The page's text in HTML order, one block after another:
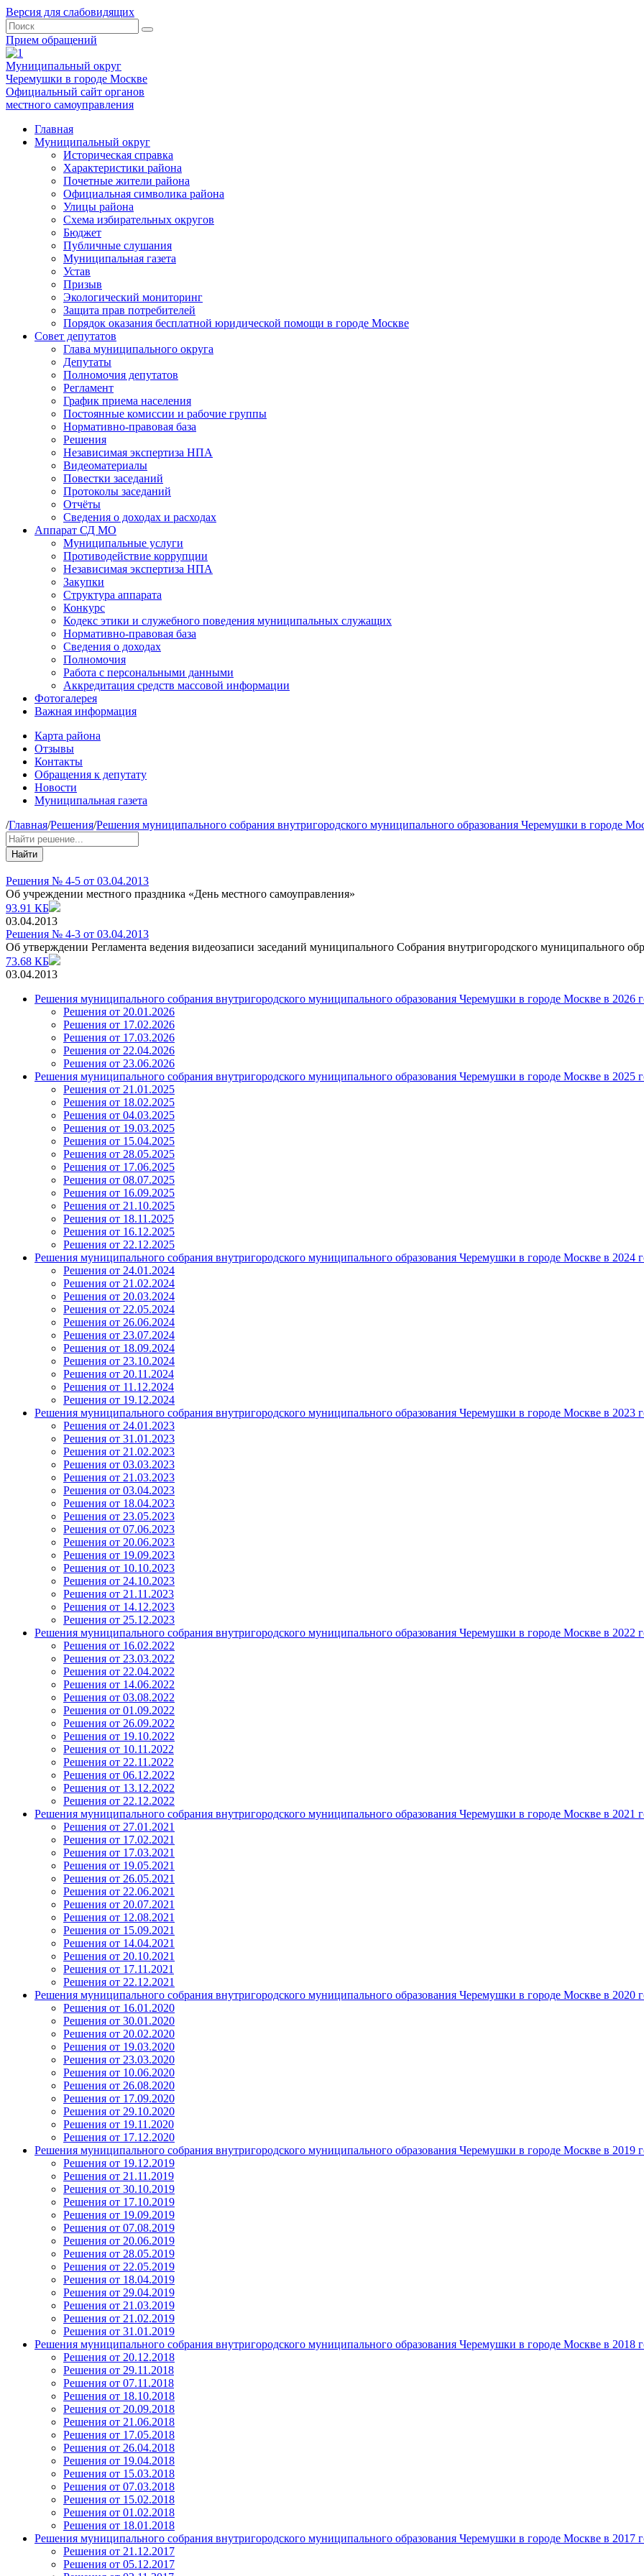
Версия для слабовидящих
Прием обращений
Муниципальный округ
Черемушки в городе Москве
Официальный сайт органов
местного самоуправления
Главная
Муниципальный округ
Историческая справка
Характеристики района
Почетные жители района
Официальная символика района
Улицы района
Схема избирательных округов
Бюджет
Публичные слушания
Муниципальная газета
Устав
Призыв
Экологический мониторинг
Защита прав потребителей
Порядок оказания бесплатной юридической помощи в городе Москве
Совет депутатов
Глава муниципального округа
Депутаты
Полномочия депутатов
Регламент
График приема населения
Постоянные комиссии и рабочие группы
Нормативно-правовая база
Решения
Независимая экспертиза НПА
Видеоматериалы
Повестки заседаний
Протоколы заседаний
Отчёты
Сведения о доходах и расходах
Аппарат СД МО
Муниципальные услуги
Противодействие коррупции
Независимая экспертиза НПА
Закупки
Структура аппарата
Конкурс
Кодекс этики и служебного поведения муниципальных служащих
Нормативно-правовая база
Сведения о доходах
Полномочия
Работа с персональными данными
Аккредитация средств массовой информации
Фотогалерея
Важная информация
Карта района
Отзывы
Контакты
Обращения к депутату
Новости
Муниципальная газета
/Главная/Решения/Решения муниципального собрания внутригородского муниципального образования Черемушки в городе
Найти
Решения № 4-5 от 03.04.2013
Об учреждении местного праздника «День местного самоуправления»
93.91 КБ
03.04.2013
Решения № 4-3 от 03.04.2013
Об утверждении Регламента ведения видеозаписи заседаний муниципального Собрания внутригородского муниципального
73.68 КБ
03.04.2013
Решения муниципального собрания внутригородского муниципального образования Черемушки в городе Москве в 2026
Решения от 20.01.2026
Решения от 17.02.2026
Решения от 17.03.2026
Решения от 22.04.2026
Решения от 23.06.2026
Решения муниципального собрания внутригородского муниципального образования Черемушки в городе Москве в 2025
Решения от 21.01.2025
Решения от 18.02.2025
Решения от 04.03.2025
Решения от 19.03.2025
Решения от 15.04.2025
Решения от 28.05.2025
Решения от 17.06.2025
Решения от 08.07.2025
Решения от 16.09.2025
Решения от 21.10.2025
Решения от 18.11.2025
Решения от 16.12.2025
Решения от 22.12.2025
Решения муниципального собрания внутригородского муниципального образования Черемушки в городе Москве в 2024
Решения от 24.01.2024
Решения от 21.02.2024
Решения от 20.03.2024
Решения от 22.05.2024
Решения от 26.06.2024
Решения от 23.07.2024
Решения от 18.09.2024
Решения от 23.10.2024
Решения от 20.11.2024
Решения от 11.12.2024
Решения от 19.12.2024
Решения муниципального собрания внутригородского муниципального образования Черемушки в городе Москве в 2023
Решения от 24.01.2023
Решения от 31.01.2023
Решения от 21.02.2023
Решения от 03.03.2023
Решения от 21.03.2023
Решения от 03.04.2023
Решения от 18.04.2023
Решения от 23.05.2023
Решения от 07.06.2023
Решения от 20.06.2023
Решения от 19.09.2023
Решения от 10.10.2023
Решения от 24.10.2023
Решения от 21.11.2023
Решения от 14.12.2023
Решения от 25.12.2023
Решения муниципального собрания внутригородского муниципального образования Черемушки в городе Москве в 2022
Решения от 16.02.2022
Решения от 23.03.2022
Решения от 22.04.2022
Решения от 14.06.2022
Решения от 03.08.2022
Решения от 01.09.2022
Решения от 26.09.2022
Решения от 19.10.2022
Решения от 10.11.2022
Решения от 22.11.2022
Решения от 06.12.2022
Решения от 13.12.2022
Решения от 22.12.2022
Решения муниципального собрания внутригородского муниципального образования Черемушки в городе Москве в 2021
Решения от 27.01.2021
Решения от 17.02.2021
Решения от 17.03.2021
Решения от 19.05.2021
Решения от 26.05.2021
Решения от 22.06.2021
Решения от 20.07.2021
Решения от 12.08.2021
Решения от 15.09.2021
Решения от 14.04.2021
Решения от 20.10.2021
Решения от 17.11.2021
Решения от 22.12.2021
Решения муниципального собрания внутригородского муниципального образования Черемушки в городе Москве в 2020
Решения от 16.01.2020
Решения от 30.01.2020
Решения от 20.02.2020
Решения от 19.03.2020
Решения от 23.03.2020
Решения от 10.06.2020
Решения от 26.08.2020
Решения от 17.09.2020
Решения от 29.10.2020
Решения от 19.11.2020
Решения от 17.12.2020
Решения муниципального собрания внутригородского муниципального образования Черемушки в городе Москве в 2019
Решения от 19.12.2019
Решения от 21.11.2019
Решения от 30.10.2019
Решения от 17.10.2019
Решения от 19.09.2019
Решения от 07.08.2019
Решения от 20.06.2019
Решения от 28.05.2019
Решения от 22.05.2019
Решения от 18.04.2019
Решения от 29.04.2019
Решения от 21.03.2019
Решения от 21.02.2019
Решения от 31.01.2019
Решения муниципального собрания внутригородского муниципального образования Черемушки в городе Москве в 2018
Решения от 20.12.2018
Решения от 29.11.2018
Решения от 07.11.2018
Решения от 18.10.2018
Решения от 20.09.2018
Решения от 21.06.2018
Решения от 17.05.2018
Решения от 26.04.2018
Решения от 19.04.2018
Решения от 15.03.2018
Решения от 07.03.2018
Решения от 15.02.2018
Решения от 01.02.2018
Решения от 18.01.2018
Решения муниципального собрания внутригородского муниципального образования Черемушки в городе Москве в 2017
Решения от 21.12.2017
Решения от 05.12.2017